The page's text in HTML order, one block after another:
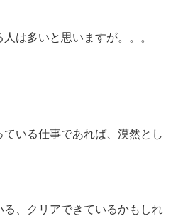
は多いと思いますが。。。
いる仕事であれば、漠然とし
、クリアできているかもしれ